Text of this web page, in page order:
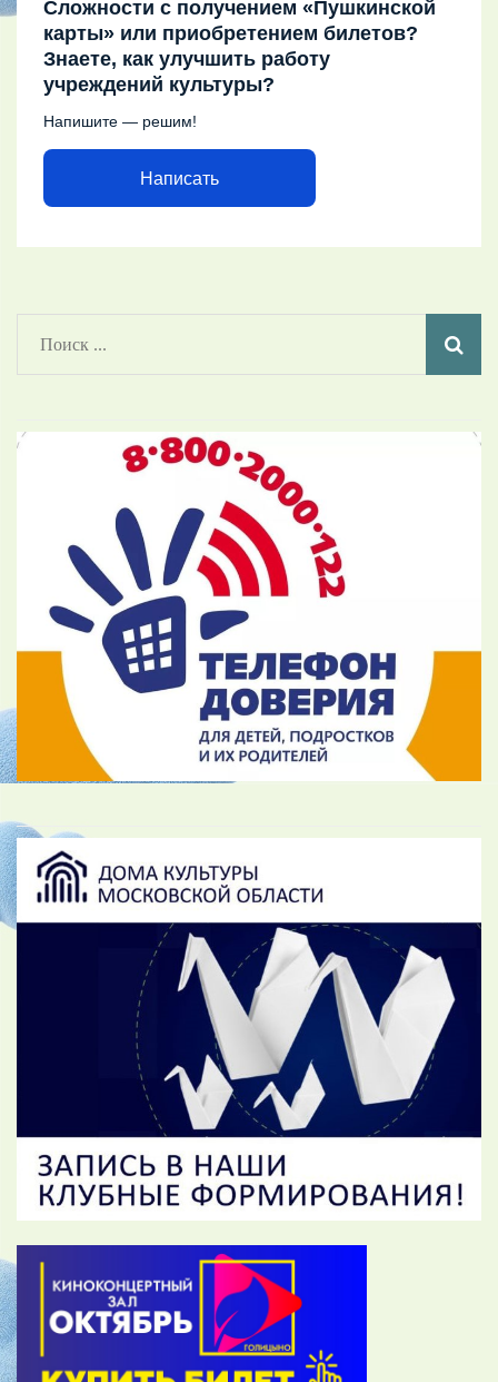
Сложности с получением «Пушкинской
карты» или приобретением билетов?
Знаете, как улучшить работу
учреждений культуры?
Напишите — решим!
Написать